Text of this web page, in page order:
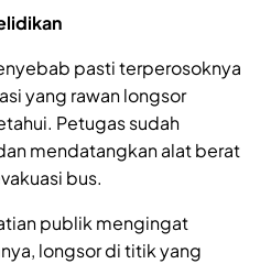
pasti terperosoknya
yang rawan longsor
Petugas sudah
mendatangkan alat berat
bus.
publik mengingat
longsor di titik yang